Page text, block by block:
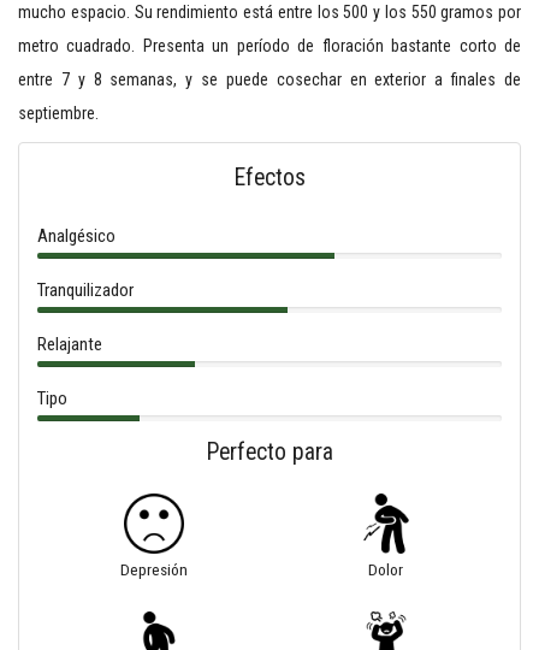
mucho espacio. Su rendimiento está entre los 500 y los 550 gramos por
metro cuadrado. Presenta un período de floración bastante corto de
entre 7 y 8 semanas, y se puede cosechar en exterior a finales de
septiembre.
Efectos
Analgésico
Tranquilizador
Relajante
Tipo
Perfecto para
Depresión Dolor